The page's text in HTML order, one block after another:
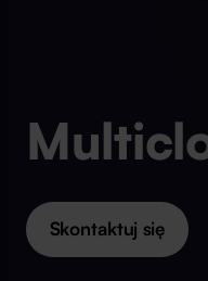
Skontaktuj się